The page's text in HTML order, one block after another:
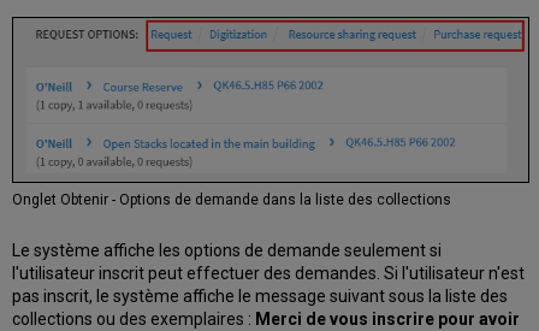
Onglet Obtenir - Options de demande dans la liste des collections
Le système affiche les options de demande seulement si
l'utilisateur inscrit peut effectuer des demandes. Si l'utilisateur n'est
pas inscrit, le système affiche le message suivant sous la liste des
collections ou des exemplaires : Merci de vous inscrire pour avoir